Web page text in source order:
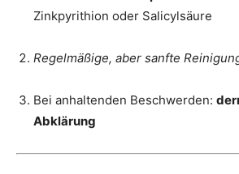
Zinkpyrithion oder Salicylsäure
Regelmäßige, aber sanfte
Bei anhaltenden Beschwerden:
Abklärung